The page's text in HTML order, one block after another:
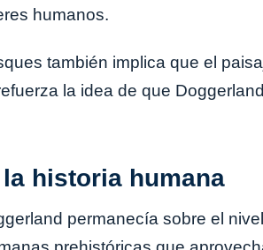
humanos.
también implica que el
la idea de que
historia humana
permanecía sobre el